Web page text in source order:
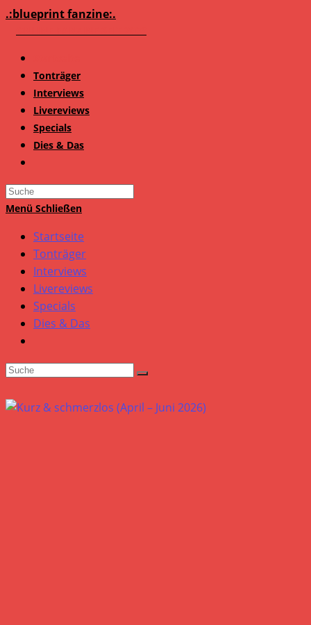
Zum
.:blueprint fanzine:.
Tonträger
Interviews
Livereviews
Specials
Dies & Das
Search
this
Menü Schließen
Startseite
Tonträger
Interviews
Livereviews
Specials
Dies & Das